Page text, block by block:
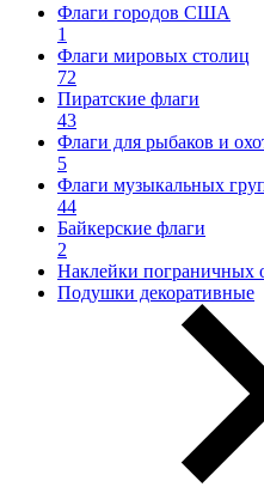
Флаги городов США
1
Флаги мировых столиц
72
Пиратские флаги
43
Флаги для рыбаков и
5
Флаги музыкальных
44
Байкерские флаги
2
Наклейки пограничных
Подушки декоративные